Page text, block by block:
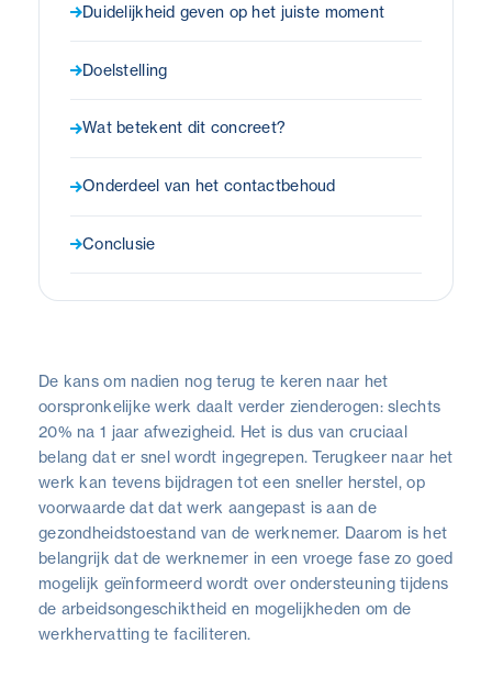
Duidelijkheid geven op het juiste moment
Doelstelling
Wat betekent dit concreet?
Onderdeel van het contactbehoud
Conclusie
De kans om nadien nog terug te keren naar het
oorspronkelijke werk daalt verder zienderogen: slechts
20% na 1 jaar afwezigheid. Het is dus van cruciaal
belang dat er snel wordt ingegrepen. Terugkeer naar het
werk kan tevens bijdragen tot een sneller herstel, op
voorwaarde dat dat werk aangepast is aan de
gezondheidstoestand van de werknemer. Daarom is het
belangrijk dat de werknemer in een vroege fase zo goed
mogelijk geïnformeerd wordt over ondersteuning tijdens
de arbeidsongeschiktheid en mogelijkheden om de
werkhervatting te faciliteren.